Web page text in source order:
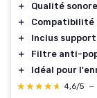
＋
Qualité
＋
Compatibilité
＋
Inclus
＋
Filtre anti-
＋
Idéal pour
★★★★★
★★★★★ 4,6/5 —